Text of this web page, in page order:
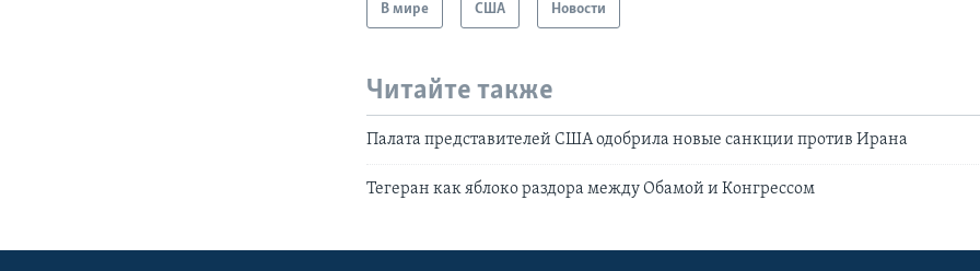
В мире США Новости
Читайте также
Палата представителей США одобрила новые санкции против Ирана
Тегеран как яблоко раздора между Обамой и Конгрессом